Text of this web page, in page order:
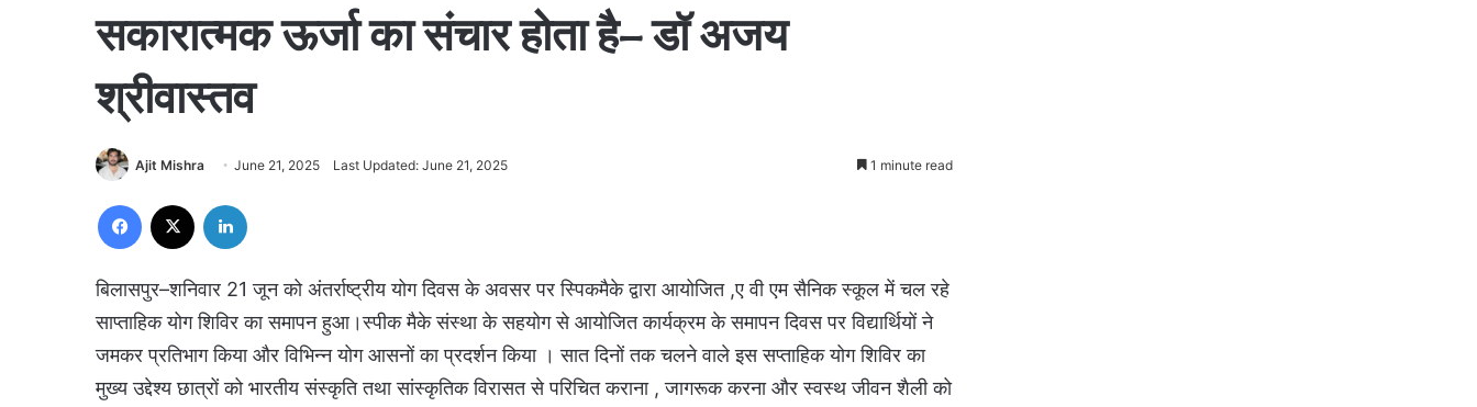
सकारात्मक ऊर्जा का संचार होता है– डॉ अजय
श्रीवास्तव
Ajit Mishra June 21, 2025 Last Updated: June 21, 2025 1 minute read
Facebook
बिलासपुर–शनिवार 21 जून को अंतर्राष्ट्रीय योग दिवस के अवसर पर स्पिकमैके द्वारा आयोजित ,ए वी एम सैनिक स्कूल में चल रहे
साप्ताहिक योग शिविर का समापन हुआ।स्पीक मैके संस्था के सहयोग से आयोजित कार्यक्रम के समापन दिवस पर विद्यार्थियों ने
जमकर प्रतिभाग किया और विभिन्न योग आसनों का प्रदर्शन किया । सात दिनों तक चलने वाले इस सप्ताहिक योग शिविर का
मुख्य उद्देश्य छात्रों को भारतीय संस्कृति तथा सांस्कृतिक विरासत से परिचित कराना , जागरूक करना और स्वस्थ जीवन शैली को